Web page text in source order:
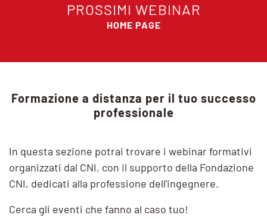
PROSSIMI WEBINAR
HOME PAGE
Formazione a distanza per il tuo successo
professionale
In questa sezione potrai trovare i webinar formativi
organizzati dal CNI, con il supporto della Fondazione
CNI, dedicati alla professione dell'ingegnere.
Cerca gli eventi che fanno al caso tuo!